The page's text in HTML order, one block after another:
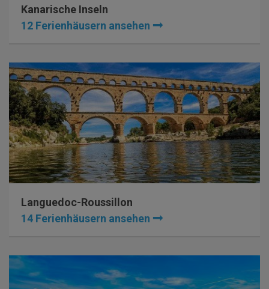
Kanarische Inseln
12 Ferienhäusern ansehen
Languedoc-Roussillon
14 Ferienhäusern ansehen